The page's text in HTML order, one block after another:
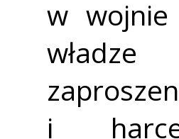
w wojnie
władze
i